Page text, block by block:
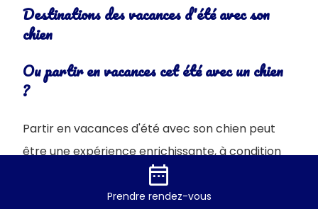
Destinations des vacances d'été avec son
chien
Ou partir en vacances cet été avec un chien
?
Partir en vacances d'été avec son chien peut
être une expérience enrichissante, à condition
de choisir une destination adaptée. Il est
essentiel de s’assurer que le lieu de séjour
date_range
Prendre rendez-vous